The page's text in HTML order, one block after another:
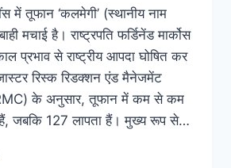
में तूफान ‘कलमेगी’ (स्थानीय नाम
मचाई है। राष्ट्रपति फर्डिनेंड मार्कोस
प्रभाव से राष्ट्रीय आपदा घोषित कर
रिस्क रिडक्शन एंड मैनेजमेंट
के अनुसार, तूफान में कम से कम
हैं, जबकि 127 लापता हैं। मुख्य रूप से…